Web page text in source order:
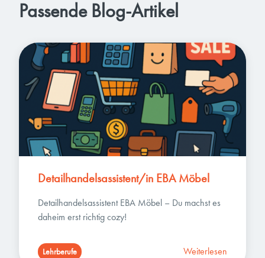
Passende Blog-Artikel
Detailhandelsassistent/in EBA Möbel
Detailhandelsassistent EBA Möbel – Du machst es
daheim erst richtig cozy!
Lehrberufe Weiterlesen